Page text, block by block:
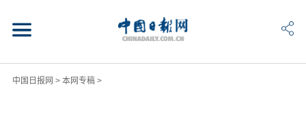
中国日报网 > 本网专稿>